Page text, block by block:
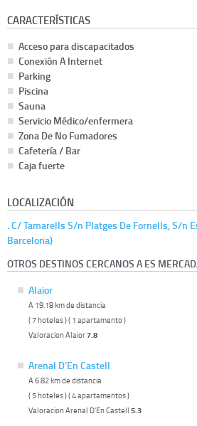
CARACTERÍSTICAS
Acceso para discapacitados
Conexión A Internet
Parking
Piscina
Sauna
Servicio Médico/enfermera
Zona De No Fumadores
Cafetería / Bar
Caja fuerte
LOCALIZACIÓN
. C/ Tamarells S/n Platges De Fornells, S/n
Barcelona)
OTROS DESTINOS CERCANOS A ES
Alaior
A 19.18 km de distancia
( 7 hoteles ) ( 1 apartamento )
Valoracion Alaior7.8
Arenal D'En Castell
A 6.82 km de distancia
( 5 hoteles ) ( 4 apartamentos )
Valoracion Arenal D'En Castell 5.3